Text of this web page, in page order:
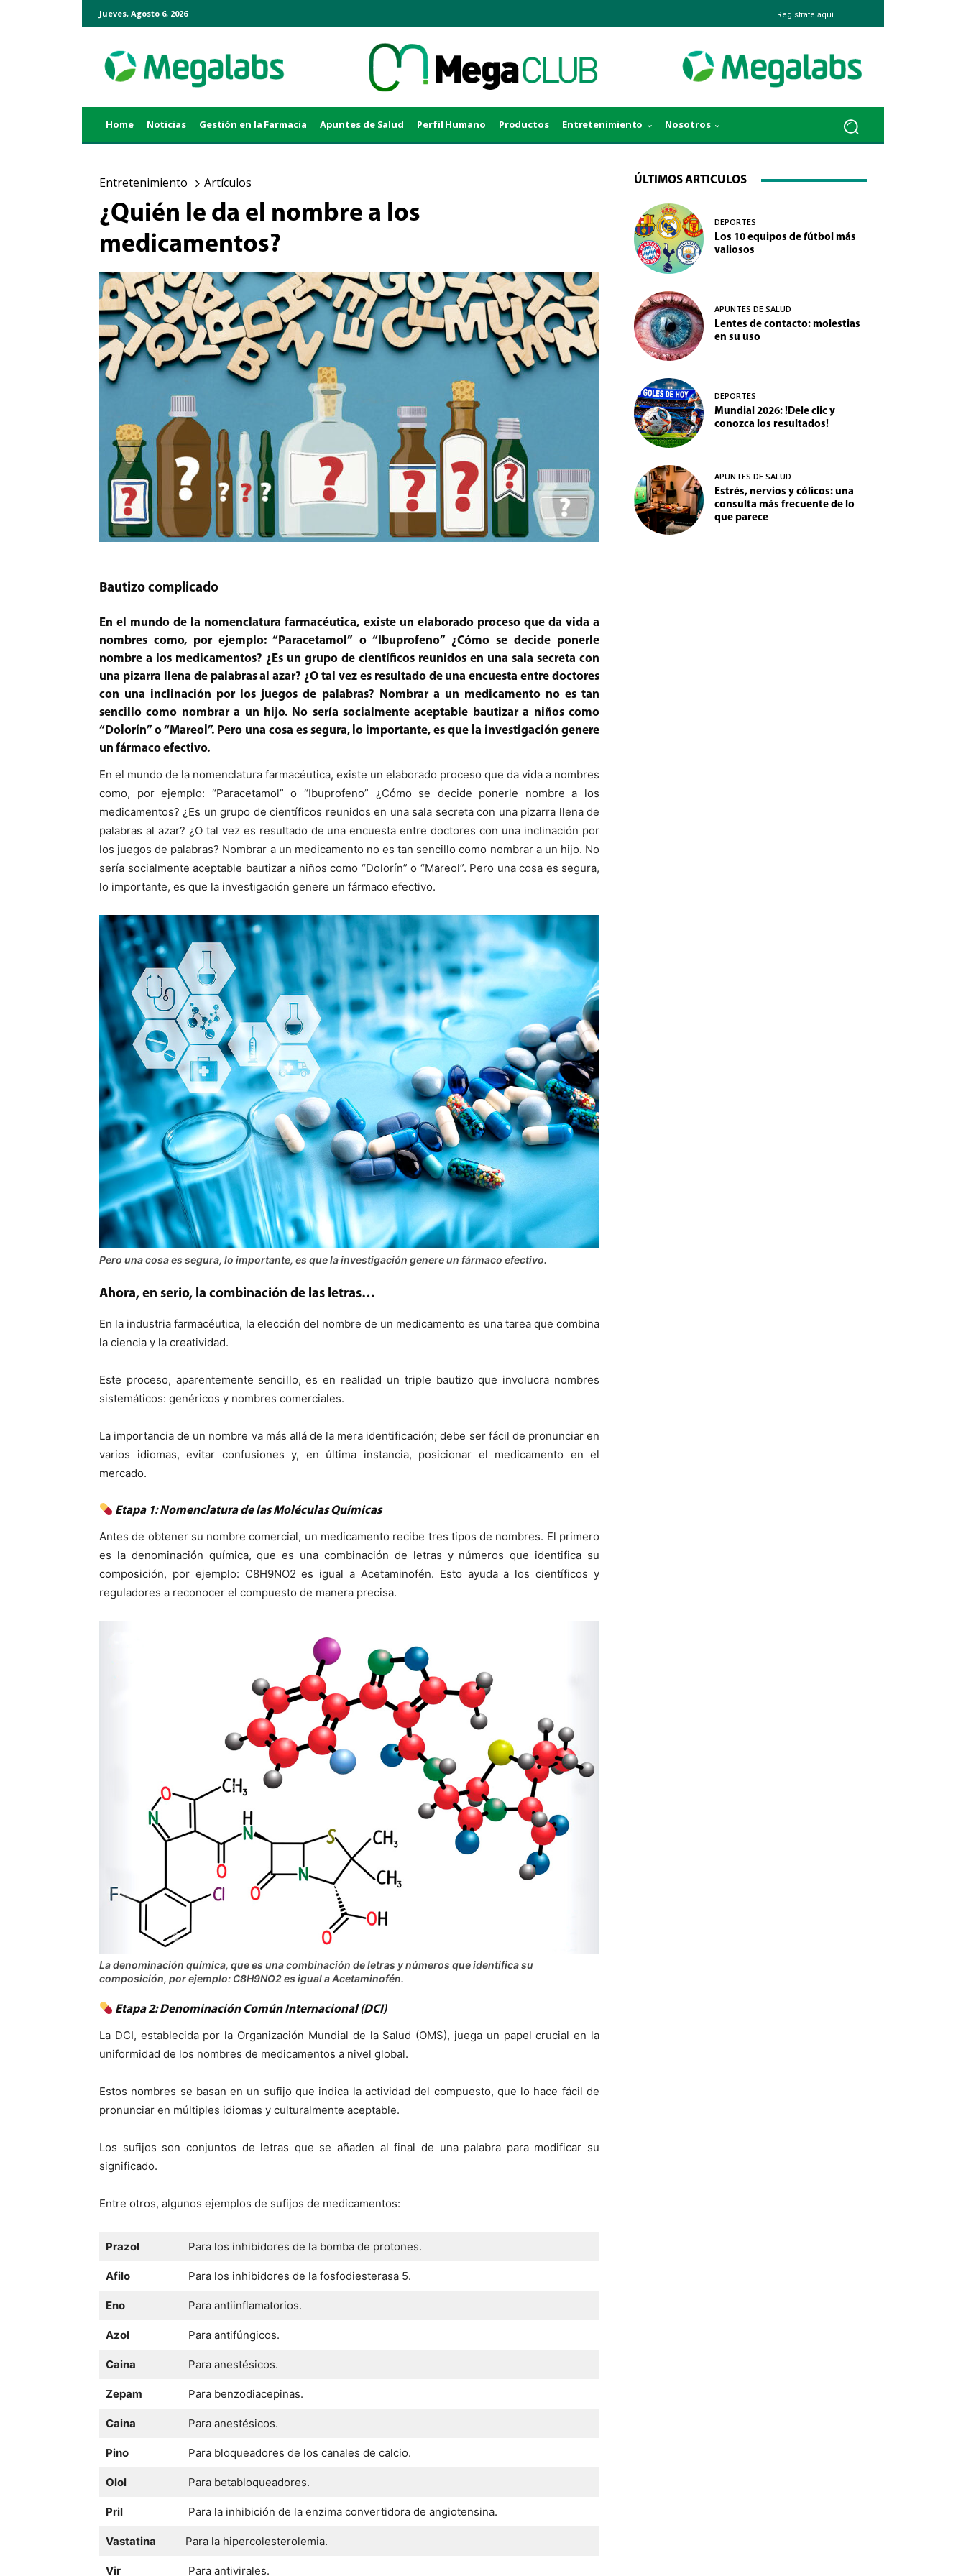
Jueves, Agosto 6, 2026 Regístrate aquí
Home Noticias Gestión en la Farmacia Apuntes de Salud Perfil Humano Productos Entretenimiento Nosotros
Entretenimiento Artículos
¿Quién le da el nombre a los
medicamentos?
Bautizo complicado
En el mundo de la nomenclatura farmacéutica, existe un elaborado proceso que da vida a
nombres como, por ejemplo: “Paracetamol” o “Ibuprofeno” ¿Cómo se decide ponerle
nombre a los medicamentos? ¿Es un grupo de científicos reunidos en una sala secreta con
una pizarra llena de palabras al azar? ¿O tal vez es resultado de una encuesta entre doctores
con una inclinación por los juegos de palabras? Nombrar a un medicamento no es tan
sencillo como nombrar a un hijo. No sería socialmente aceptable bautizar a niños como
“Dolorín” o “Mareol”. Pero una cosa es segura, lo importante, es que la investigación genere
un fármaco efectivo.
En el mundo de la nomenclatura farmacéutica, existe un elaborado proceso que da vida a nombres
como, por ejemplo: “Paracetamol” o “Ibuprofeno” ¿Cómo se decide ponerle nombre a los
medicamentos? ¿Es un grupo de científicos reunidos en una sala secreta con una pizarra llena de
palabras al azar? ¿O tal vez es resultado de una encuesta entre doctores con una inclinación por
los juegos de palabras? Nombrar a un medicamento no es tan sencillo como nombrar a un hijo. No
sería socialmente aceptable bautizar a niños como “Dolorín” o “Mareol”. Pero una cosa es segura,
lo importante, es que la investigación genere un fármaco efectivo.
Pero una cosa es segura, lo importante, es que la investigación genere un fármaco efectivo.
Ahora, en serio, la combinación de las letras…
En la industria farmacéutica, la elección del nombre de un medicamento es una tarea que combina
la ciencia y la creatividad.
Este proceso, aparentemente sencillo, es en realidad un triple bautizo que involucra nombres
sistemáticos: genéricos y nombres comerciales.
La importancia de un nombre va más allá de la mera identificación; debe ser fácil de pronunciar en
varios idiomas, evitar confusiones y, en última instancia, posicionar el medicamento en el
mercado.
Etapa 1: Nomenclatura de las Moléculas Químicas
Antes de obtener su nombre comercial, un medicamento recibe tres tipos de nombres. El primero
es la denominación química, que es una combinación de letras y números que identifica su
composición, por ejemplo: C8H9NO2 es igual a Acetaminofén. Esto ayuda a los científicos y
reguladores a reconocer el compuesto de manera precisa.
La denominación química, que es una combinación de letras y números que identifica su
composición, por ejemplo: C8H9NO2 es igual a Acetaminofén.
Etapa 2: Denominación Común Internacional (DCI)
La DCI, establecida por la Organización Mundial de la Salud (OMS), juega un papel crucial en la
uniformidad de los nombres de medicamentos a nivel global.
Estos nombres se basan en un sufijo que indica la actividad del compuesto, que lo hace fácil de
pronunciar en múltiples idiomas y culturalmente aceptable.
Los sufijos son conjuntos de letras que se añaden al final de una palabra para modificar su
significado.
Entre otros, algunos ejemplos de sufijos de medicamentos:
Prazol Para los inhibidores de la bomba de protones.
Afilo Para los inhibidores de la fosfodiesterasa 5.
Eno Para antiinflamatorios.
Azol Para antifúngicos.
Caina Para anestésicos.
Zepam Para benzodiacepinas.
Caina Para anestésicos.
Pino Para bloqueadores de los canales de calcio.
Olol Para betabloqueadores.
Pril Para la inhibición de la enzima convertidora de angiotensina.
Vastatina Para la hipercolesterolemia.
Vir Para antivirales.
ÚLTIMOS ARTICULOS
DEPORTES
Los 10 equipos de fútbol más
valiosos
APUNTES DE SALUD
Lentes de contacto: molestias
en su uso
DEPORTES
Mundial 2026: !Dele clic y
conozca los resultados!
APUNTES DE SALUD
Estrés, nervios y cólicos: una
consulta más frecuente de lo
que parece